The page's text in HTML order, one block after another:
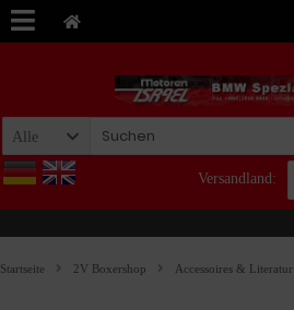
Alle
Versandland:
Startseite 2V Boxershop Accessoires & Literatur